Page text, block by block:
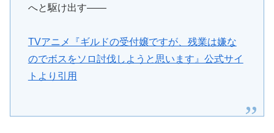
へと駆け出す――
TVアニメ『ギルドの受付嬢ですが、残業は嫌な
のでボスをソロ討伐しようと思います』公式サイ
トより引用